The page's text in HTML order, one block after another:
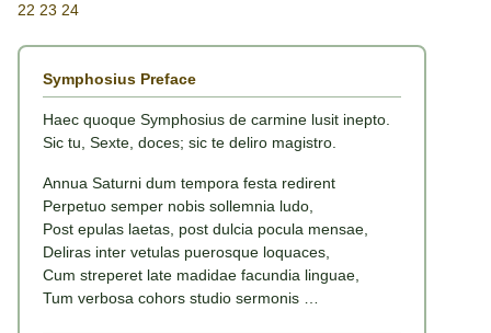
22 23 24
Symphosius Preface
Haec quoque Symphosius de carmine lusit inepto.
Sic tu, Sexte, doces; sic te deliro magistro.
Annua Saturni dum tempora festa redirent
Perpetuo semper nobis sollemnia ludo,
Post epulas laetas, post dulcia pocula mensae,
Deliras inter vetulas puerosque loquaces,
Cum streperet late madidae facundia linguae,
Tum verbosa cohors studio sermonis …